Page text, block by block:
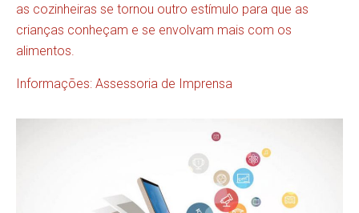
as cozinheiras se tornou outro estímulo para que as
crianças conheçam e se envolvam mais com os
alimentos.
Informações: Assessoria de Imprensa